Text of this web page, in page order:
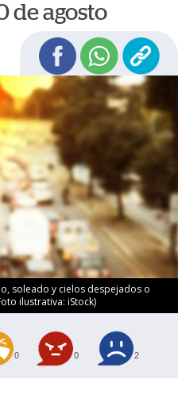
de agosto
soleado y cielos despejados o
ilustrativa: iStock)
0 0 2